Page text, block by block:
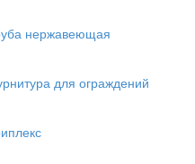
нержавеющая
для ограждений